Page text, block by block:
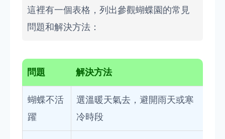
這裡有一個表格，列出參觀蝴蝶園的常見
問題和解決方法：
問題 解決方法
蝴蝶不活
躍
選溫暖天氣去，避開雨天或寒
冷時段